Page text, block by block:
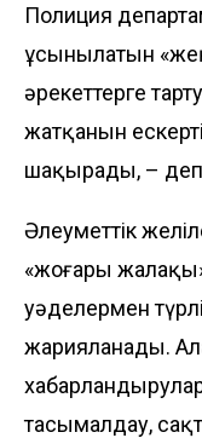
Полиция
ұсынылатын
әрекеттерге
жатқанын
шақырады, –
Әлеуметтік
«жоғары
уәделермен
жарияланады.
тасымалдау,